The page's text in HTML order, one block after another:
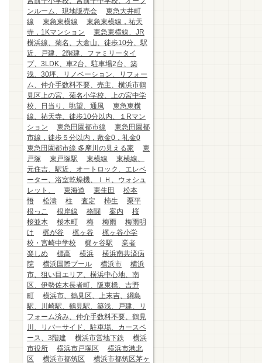
ンルーム、現地販売会
東急大井町
線
東急東横線
東急東横線，祐天
寺，1Kマンション
東急東横線、JR
横浜線、菊名、大倉山、徒歩10分、駅
近、戸建、2階建、ファミリータイ
プ、3LDK、車2台、駐車場2台、築
浅、30坪、リノベーション、リフォー
ム、仲介手数料不要、売主、横浜市鶴
見区上の宮、菊名小学校、上の宮中学
校、日当り、眺望、通風
東急東横
線、祐天寺、徒歩10分以内、１Rマン
ション
東急田園都市線
東急田園都
市線，徒歩５分以内，敷金0，礼金0
東急田園都市線.多摩川の見える家
東
戸塚
東戸塚駅 東横線
東横線、
元住吉、駅近、オートロック、エレベ
ーター、浴室乾燥機、ＩＨ、ウォシュ
レット、
東海道 東生田
松本
悟
松濤 柱 査定 柿生
栗平
根っこ
根岸線 格闘 案内
桜
桜並木
桜木町 梅 梅雨
梅雨明
け
梶が谷 梶ヶ谷
梶ヶ谷小学
校・宮崎中学校
梶ヶ谷駅
業者
楽しめ
標高 横浜
横浜南共済病
院
横浜国際プール 横浜市
横浜
市、狙い目エリア、横浜中心地、南
区、伊勢佐木長者町、阪東橋、吉野
町
横浜市、鶴見区、上末吉、綱島
駅、川崎駅、鶴見駅、築浅、戸建、リ
フォーム済み、仲介手数料不要、鶴見
川、リバーサイド、駐車場、カースペ
ース、3階建
横浜市営地下鉄
横浜
市役所
横浜市戸塚区
横浜市港北
区
横浜市都筑区
横浜市都筑区茅ヶ